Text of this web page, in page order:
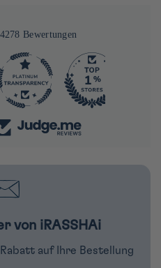
4278 Bewertungen
von iRASSHAi
auf Ihre Bestellung